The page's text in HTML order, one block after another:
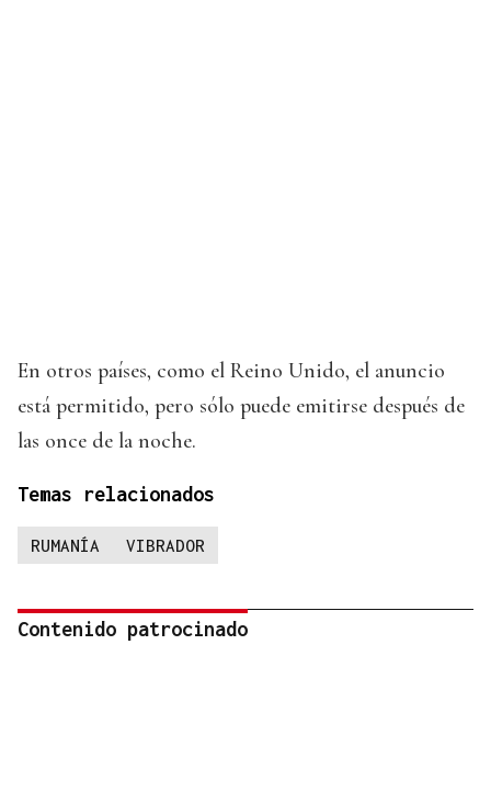
En otros países, como el Reino Unido, el anuncio
está permitido, pero sólo puede emitirse después de
las once de la noche.
Temas relacionados
RUMANÍA VIBRADOR
Contenido patrocinado